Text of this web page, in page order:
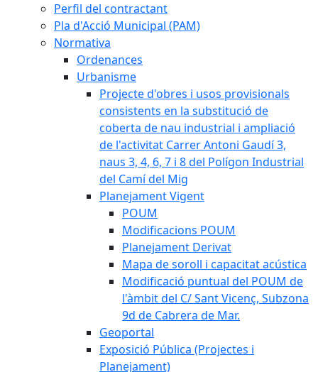
Perfil del contractant
Pla d'Acció Municipal (PAM)
Normativa
Ordenances
Urbanisme
Projecte d'obres i usos provisionals
consistents en la substitució de
coberta de nau industrial i ampliació
de l'activitat Carrer Antoni Gaudí 3,
naus 3, 4, 6, 7 i 8 del Polígon Industrial
del Camí del Mig
Planejament Vigent
POUM
Modificacions POUM
Planejament Derivat
Mapa de soroll i capacitat acústica
Modificació puntual del POUM de
l'àmbit del C/ Sant Vicenç, Subzona
9d de Cabrera de Mar.
Geoportal
Exposició Pública (Projectes i
Planejament)